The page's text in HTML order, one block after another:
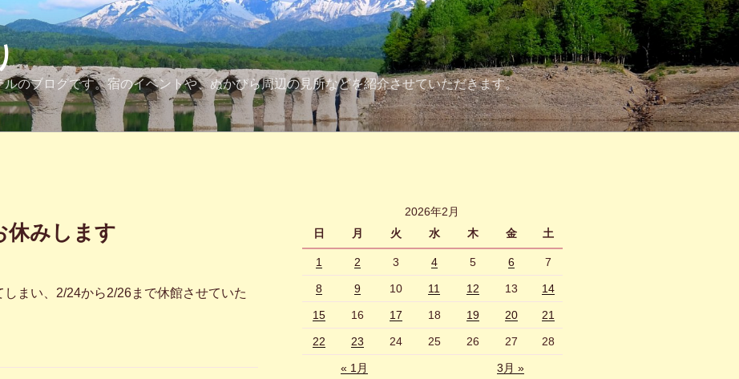
のブログです。宿のイベントや、ぬかびら周辺の見所などを紹介させていただきます。
休みします
まい、2/24から2/26まで休館させていた
2026年2月
日
月 火 水 木 金 土
1 2 3 4 5 6 7
8 9 10 11 12 13 14
15 16 17 18 19 20 21
22 23 24 25 26 27 28
« 1月 3月 »